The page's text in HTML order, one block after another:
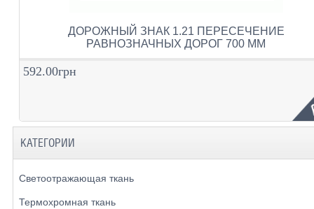
ДОРОЖНЫЙ ЗНАК 1.21 ПЕРЕСЕЧЕНИЕ
РАВНОЗНАЧНЫХ ДОРОГ 700 ММ
592.00грн
КАТЕГОРИИ
Светоотражающая ткань
Термохромная ткань